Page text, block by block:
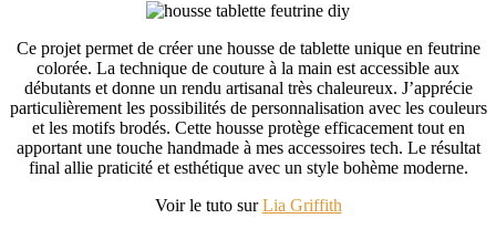
Ce projet permet de créer une housse de tablette unique en feutrine
colorée. La technique de couture à la main est accessible aux
débutants et donne un rendu artisanal très chaleureux. J’apprécie
particulièrement les possibilités de personnalisation avec les couleurs
et les motifs brodés. Cette housse protège efficacement tout en
apportant une touche handmade à mes accessoires tech. Le résultat
final allie praticité et esthétique avec un style bohème moderne.
Voir le tuto surLia Griffith